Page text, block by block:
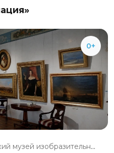
0+
Калужский музей изобразительны...